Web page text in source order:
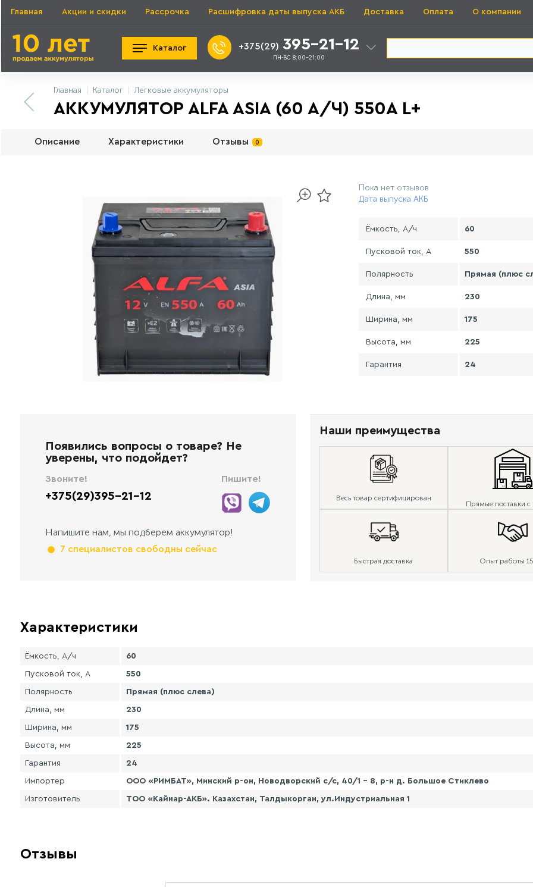
Главная Акции и скидки Рассрочка Расшифровка даты выпуска АКБ Доставка Оплата О компании
Каталог +375(29) 395-21-12
ПН-ВС 8:00-21:00
Главная Каталог Легковые аккумуляторы
АККУМУЛЯТОР ALFA ASIA (60 A/Ч) 550A L+
Описание Характеристики Отзывы 0
Пока нет отзывов
Дата выпуска АКБ
Ёмкость, А/ч 60
Пусковой ток, А 550
Полярность Прямая (плюс
Длина, мм 230
Ширина, мм 175
Высота, мм 225
Гарантия 24
Появились вопросы о товаре? Не
уверены, что подойдет?
Звоните!
+375(29)395-21-12
Пишите!
Напишите нам, мы подберем аккумулятор!
7 специалистов свободны сейчас
Наши преимущества
Весь товар сертифицирован
Прямые поставки с
Быстрая доставка Опыт работы
Характеристики
Ёмкость, А/ч 60
Пусковой ток, А 550
Полярность Прямая (плюс слева)
Длина, мм 230
Ширина, мм 175
Высота, мм 225
Гарантия 24
Импортер ООО «РИМБАТ», Минский р-он, Новодворский с/с, 40/1 - 8, р-н д. Большое Стиклево
Изготовитель ТОО «Кайнар-АКБ». Казахстан, Талдыкорган, ул.Индустриальная 1
Отзывы